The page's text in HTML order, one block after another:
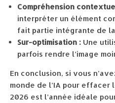
Compréhension
interpréter un élément
fait partie intégrante de
Sur-optimisation : Une
parfois rendre l’image
En conclusion, si vous
monde de l’IA pour effacer
2026 est l’année idéale